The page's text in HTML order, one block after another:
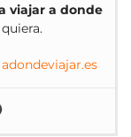
viajar a donde
adondeviajar.es